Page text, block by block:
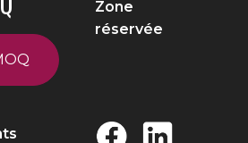
Zone
réservée